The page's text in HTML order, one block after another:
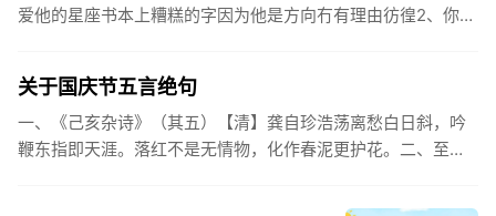
爱他的星座书本上糟糕的字因为他是方向冇有理由彷徨2、你的
关于国庆节五言绝句
一、《己亥杂诗》（其五）【清】龚自珍浩荡离愁白日斜，吟
鞭东指即天涯。落红不是无情物，化作春泥更护花。二、至今